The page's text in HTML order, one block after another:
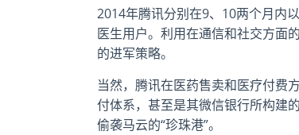
2014年腾讯分别在9、10两个月内
医生用户。利用在通信和社交方面
的进军策略。
当然，腾讯在医药售卖和医疗付费
付体系，甚至是其微信银行所构建
偷袭马云的“珍珠港”。